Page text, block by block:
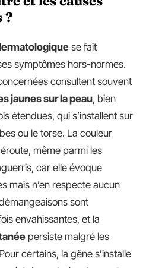
?
se fait
symptômes hors-normes.
consultent souvent
jaunes sur la peau, bien
étendues, qui s’installent sur
ou le torse. La couleur
même parmi les
car elle évoque
mais n’en respecte aucun
sont
envahissantes, et la
persiste malgré les
certains, la gêne s’installe